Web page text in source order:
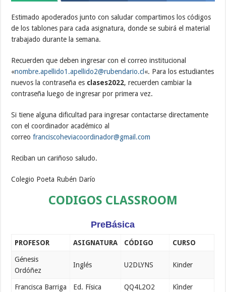
Estimado apoderados junto con saludar compartimos los códigos
de los tablones para cada asignatura, donde se subirá el material
trabajado durante la semana.
Recuerden que deben ingresar con el correo institucional
«nombre.apellido1.apellido2@rubendario.cl «. Para los estudiantes
nuevos la contraseña es clases2022, recuerden cambiar la
contraseña luego de ingresar por primera vez.
Si tiene alguna dificultad para ingresar contactarse directamente
con el coordinador académico al
correofranciscoheviacoordinador@gmail.com
Reciban un cariñoso saludo.
Colegio Poeta Rubén Darío
CODIGOS CLASSROOM
PreBásica
PROFESOR ASIGNATURA CÓDIGO CURSO
Génesis
Ordóñez
Inglés U2DLYNS Kinder
Francisca Barriga Ed. Física QQ4L2O2 Kìnder